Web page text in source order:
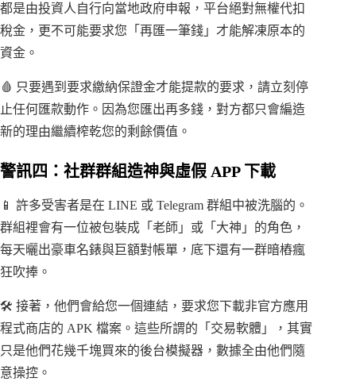
都是由投資人自行向當地政府申報，平台絕對無權代扣
稅金，更不可能要求您「再匯一筆錢」才能解凍原本的
資金。
🩸 只要遇到要求繳納保證金才能提款的要求，請立刻停
止任何匯款動作。因為您匯出再多錢，對方都只會編造
新的理由繼續榨乾您的剩餘價值。
警訊四：社群群組造神與虛假 APP 下載
📱 許多受害者是在 LINE 或 Telegram 群組中被洗腦的。
群組裡會有一位被包裝成「老師」或「大神」的角色，
每天曬出豪車名錶與巨額對帳單，底下還有一群暗樁瘋
狂吹捧。
🛠️ 接著，他們會給您一個連結，要求您下載非官方應用
程式商店的 APK 檔案。這些所謂的「交易軟體」，其實
只是他們花幾千塊買來的後台模擬器，數據全由他們隨
意操控。